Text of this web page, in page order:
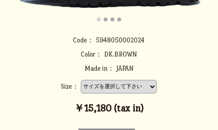
Code：
5948050002024
Color：
DK.BROWN
Made in：
JAPAN
Size：
￥15,180 (tax in)